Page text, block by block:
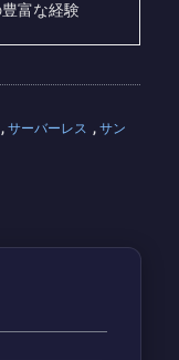
豊富な経験
, サーバーレス , サン